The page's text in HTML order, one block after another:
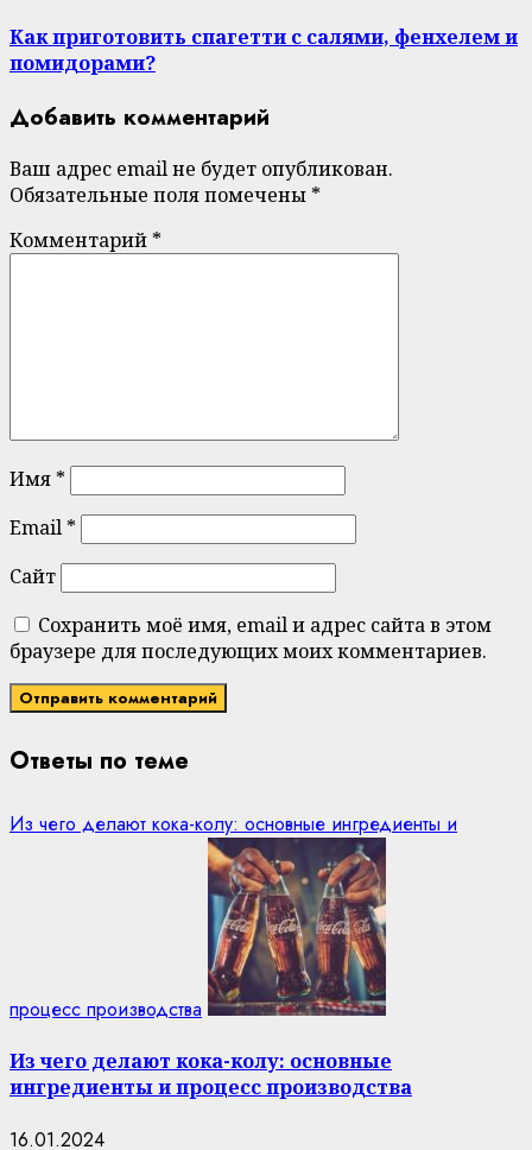
Как приготовить спагетти с салями, фенхелем и
помидорами?
Добавить комментарий
Ваш адрес email не будет опубликован.
Обязательные поля помечены *
Комментарий *
Имя *
Email *
Сайт
Сохранить моё имя, email и адрес сайта в этом
браузере для последующих моих комментариев.
Ответы по теме
Из чего делают кока-колу: основные ингредиенты и
процесс производства
Из чего делают кока-колу: основные
ингредиенты и процесс производства
16.01.2024